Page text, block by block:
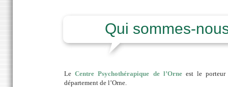
Qui sommes-
LeCentre Psychothérapique de l’Orneest le porteur
département de l’Orne.